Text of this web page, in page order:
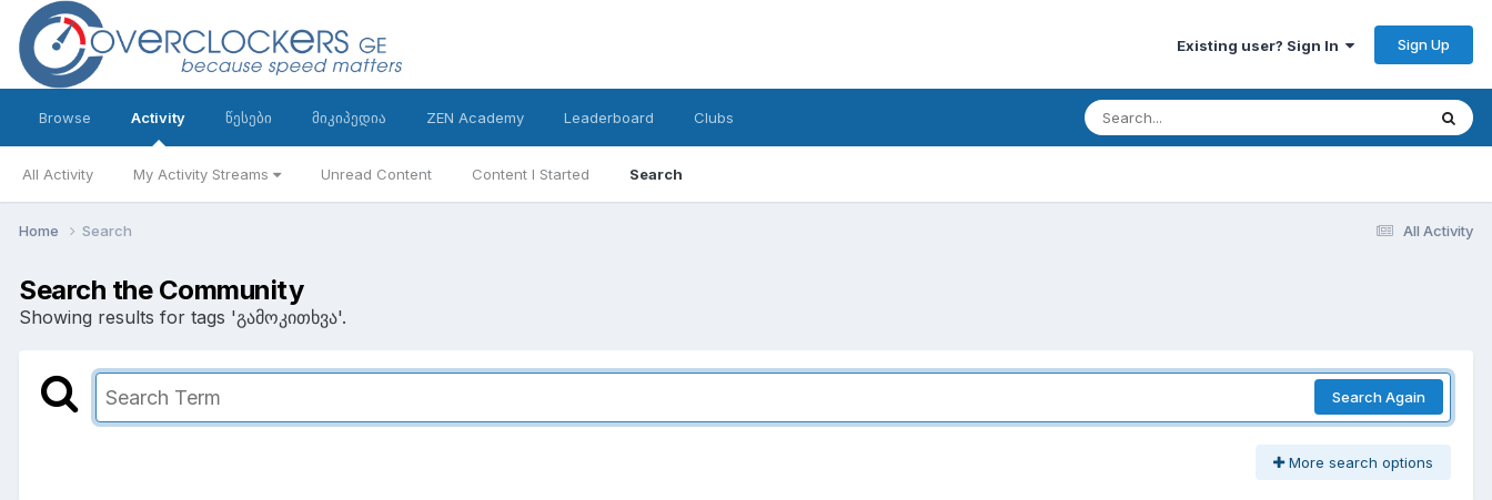
Existing user? Sign In Sign Up
Browse Activity
All Activity My Activity Streams Unread Content Content I Started Search
წესები მიკიპედია ZEN Academy Leaderboard Clubs
All Activity
Home Search
Search the Community
Showing results for tags 'გამოკითხვა'.
Search Again
More search options